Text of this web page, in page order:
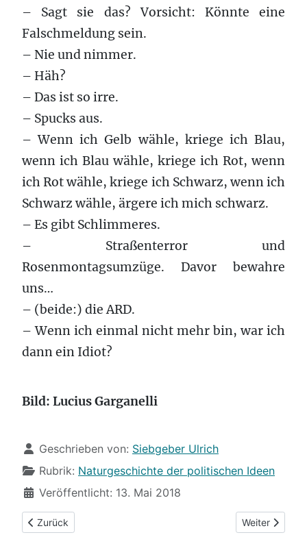
– Sagt sie das? Vorsicht: Könnte eine
Falschmeldung sein.
– Nie und nimmer.
– Häh?
– Das ist so irre.
– Spucks aus.
– Wenn ich Gelb wähle, kriege ich Blau,
wenn ich Blau wähle, kriege ich Rot, wenn
ich Rot wähle, kriege ich Schwarz, wenn ich
Schwarz wähle, ärgere ich mich schwarz.
– Es gibt Schlimmeres.
– Straßenterror und
Rosenmontagsumzüge. Davor bewahre
uns…
– (beide:) die ARD.
– Wenn ich einmal nicht mehr bin, war ich
dann ein Idiot?
Bild: Lucius Garganelli
DetailsGeschrieben von: Siebgeber Ulrich
Rubrik: Naturgeschichte der politischen Ideen
Veröffentlicht: 13. Mai 2018
Vorheriger Beitrag: (44) Das konservative Morgenbrevier
Zurück Nächster
Weiter